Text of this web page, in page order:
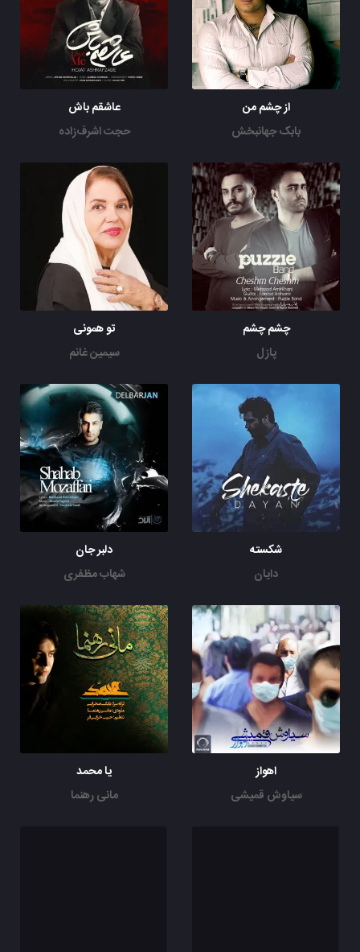
از چشم من
بابک جهانبخش
عاشقم باش
حجت اشرف‌زاده
چشم چشم
پازل
تو همونی
سیمین غانم
شکسته
دایان
دلبر جان
شهاب مظفری
اهواز
سیاوش قمیشی
یا محمد
مانی رهنما